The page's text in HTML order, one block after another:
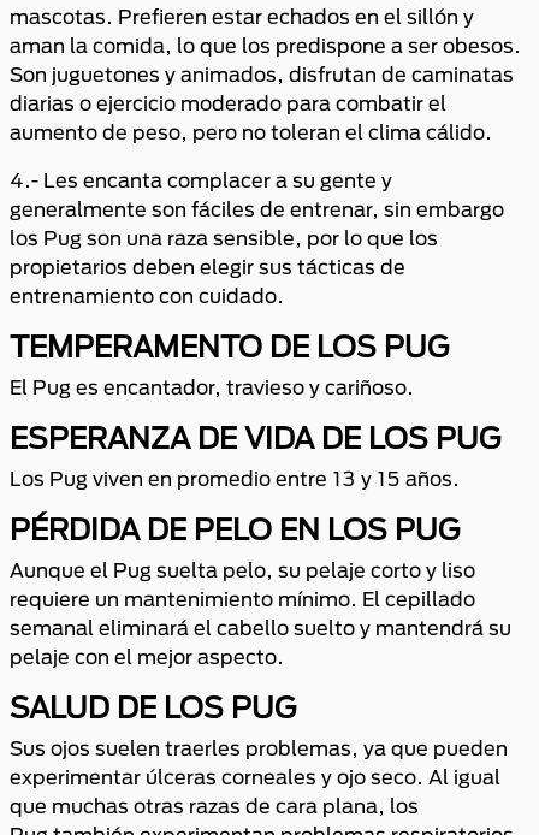
mascotas. Prefieren estar echados en el sillón y
aman la comida, lo que los predispone a ser obesos.
Son juguetones y animados, disfrutan de caminatas
diarias o ejercicio moderado para combatir el
aumento de peso, pero no toleran el clima cálido.
4.- Les encanta complacer a su gente y
generalmente son fáciles de entrenar, sin embargo
los Pug son una raza sensible, por lo que los
propietarios deben elegir sus tácticas de
entrenamiento con cuidado.
TEMPERAMENTO DE LOS PUG
El Pug es encantador, travieso y cariñoso.
ESPERANZA DE VIDA DE LOS PUG
Los Pug viven en promedio entre 13 y 15 años.
PÉRDIDA DE PELO EN LOS PUG
Aunque el Pug suelta pelo, su pelaje corto y liso
requiere un mantenimiento mínimo. El cepillado
semanal eliminará el cabello suelto y mantendrá su
pelaje con el mejor aspecto.
SALUD DE LOS PUG
Sus ojos suelen traerles problemas, ya que pueden
experimentar úlceras corneales y ojo seco. Al igual
que muchas otras razas de cara plana, los